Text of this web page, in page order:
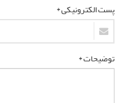
پست الکترونیکی *
توضیحات *